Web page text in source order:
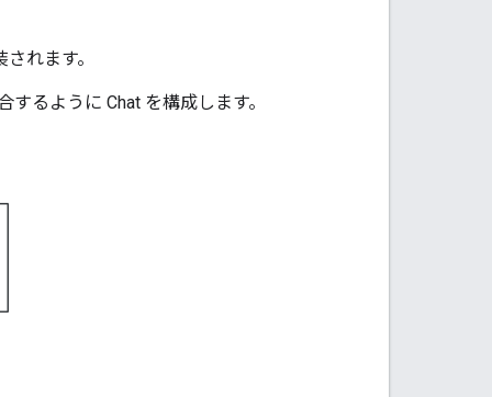
れます。
るように Chat を構成します。